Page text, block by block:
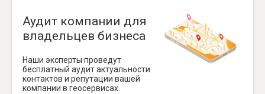
Аудит компании для
владельцев бизнеса
Наши эксперты проведут
бесплатный аудит актуальности
контактов и репутации вашей
компании в геосервисах.